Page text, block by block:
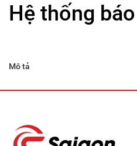
Hệ thống
Mô tả